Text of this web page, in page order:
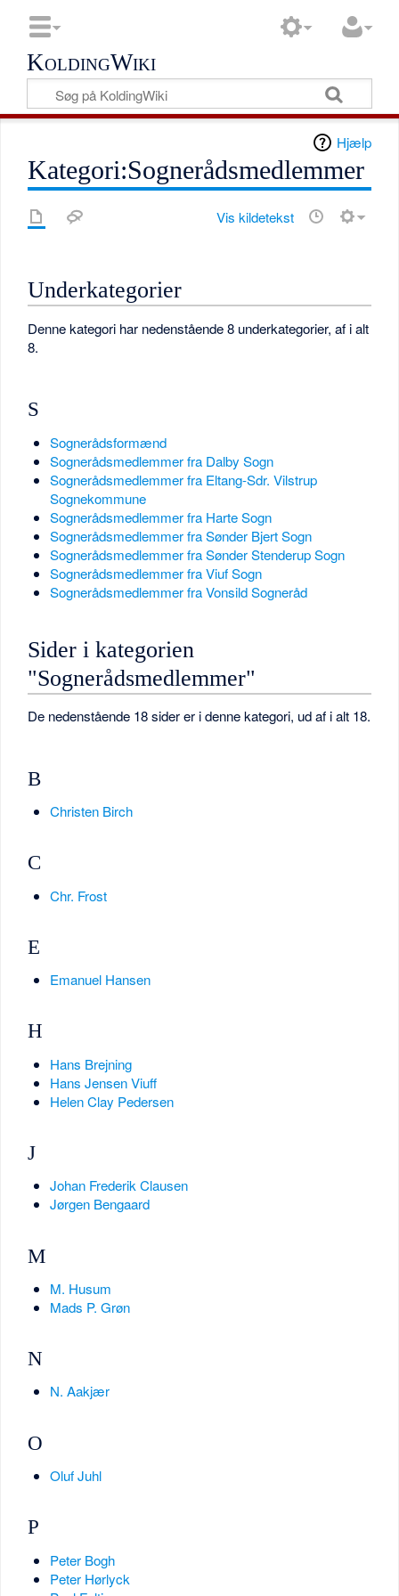
KoldingWiki
Hjælp
Kategori:Sognerådsmedlemmer
Vis kildetekst
Underkategorier
Denne kategori har nedenstående 8 underkategorier, af i alt
8.
S
Sognerådsformænd
Sognerådsmedlemmer fra Dalby Sogn
Sognerådsmedlemmer fra Eltang-Sdr. Vilstrup
Sognekommune
Sognerådsmedlemmer fra Harte Sogn
Sognerådsmedlemmer fra Sønder Bjert Sogn
Sognerådsmedlemmer fra Sønder Stenderup Sogn
Sognerådsmedlemmer fra Viuf Sogn
Sognerådsmedlemmer fra Vonsild Sogneråd
Sider i kategorien
"Sognerådsmedlemmer"
De nedenstående 18 sider er i denne kategori, ud af i alt 18.
B
Christen Birch
C
Chr. Frost
E
Emanuel Hansen
H
Hans Brejning
Hans Jensen Viuff
Helen Clay Pedersen
J
Johan Frederik Clausen
Jørgen Bengaard
M
M. Husum
Mads P. Grøn
N
N. Aakjær
O
Oluf Juhl
P
Peter Bogh
Peter Hørlyck